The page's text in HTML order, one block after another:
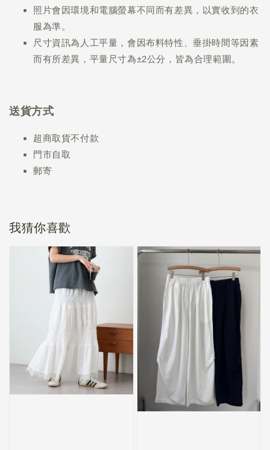
照片會因環境和電腦螢幕不同而有差異，以實收到的衣
服為準。
尺寸資訊為人工平量，會因布料特性、垂掛時間等因素
而有所差異，平量尺寸為±2公分，皆為合理範圍。
送貨方式
超商取貨不付款
門市自取
郵寄
我猜你喜歡